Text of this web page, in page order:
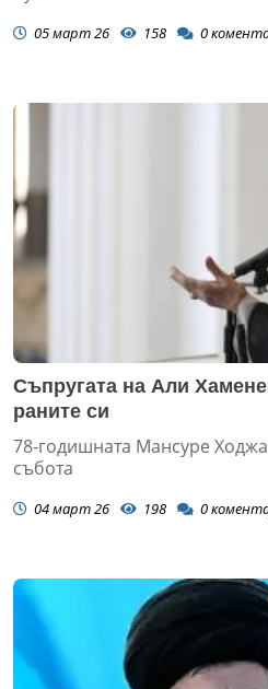
05 март 26 158 0
Съпругата на Али
раните си
78-годишната Мансуре
събота
04 март 26 198 0